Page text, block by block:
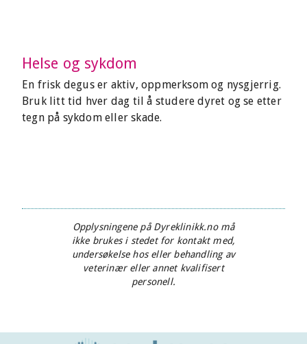
Helse og sykdom
En frisk degus er aktiv, oppmerksom og nysgjerrig.
Bruk litt tid hver dag til å studere dyret og se etter
tegn på sykdom eller skade.
Opplysningene på Dyreklinikk.no må
ikke brukes i stedet for kontakt med,
undersøkelse hos eller behandling av
veterinær eller annet kvalifisert
personell.